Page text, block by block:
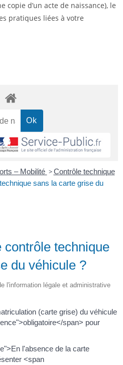
copie d’un acte de naissance), le
pratiques liées à votre
– Mobilité > Contrôle technique
sans la carte grise du
technique
du véhicule ?
l'information légale et administrative
(carte grise) du véhicule
span> pour
l'absence de la carte
<span